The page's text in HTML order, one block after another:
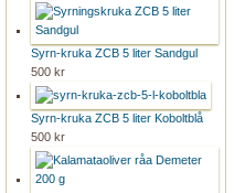
Syrn-kruka ZCB 5 liter Sandgul
500 kr
Syrn-kruka ZCB 5 liter Koboltblå
500 kr